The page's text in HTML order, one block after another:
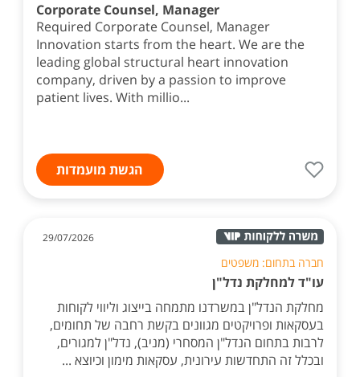
Corporate Counsel, Manager
Required Corporate Counsel, Manager
Innovation starts from the heart. We are the
leading global structural heart innovation
company, driven by a passion to improve
patient lives. With millio...
הגשת מועמדות
29/07/2026
חברה בתחום: משפטים
עו"ד למחלקת נדל"ן
מחלקת הנדל"ן במשרדנו מתמחה בייצוג וליווי לקוחות
בעסקאות ופרויקטים מגוונים בקשת רחבה של תחומים,
לרבות בתחום הנדל"ן המסחרי (מניב), נדל"ן למגורים,
ובכלל זה התחדשות עירונית, עסקאות מימון וכיוצא ...